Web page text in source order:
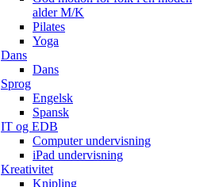
alder M/K
Pilates
Yoga
Dans
Dans
Sprog
Engelsk
Spansk
IT og EDB
Computer undervisning
iPad undervisning
Kreativitet
Knipling